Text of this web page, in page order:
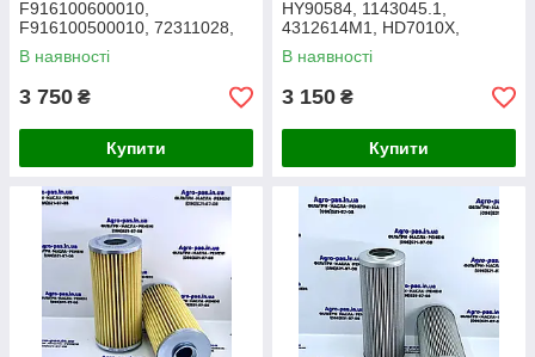
F916100600010,
F916100500010, 72311028,
P764554, HD722, 32/925801,
192200280705, HF35320
В наявності
3 750 ₴
Купити
HY90584, 1143045.1,
4312614M1, HD7010X,
4306399M2, 4305899M1,
4305898H1
В наявності
3 150 ₴
Купити